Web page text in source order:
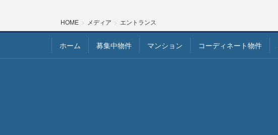
HOME メディア エントランス
ホーム 募集中物件 マンション コーディネート物件